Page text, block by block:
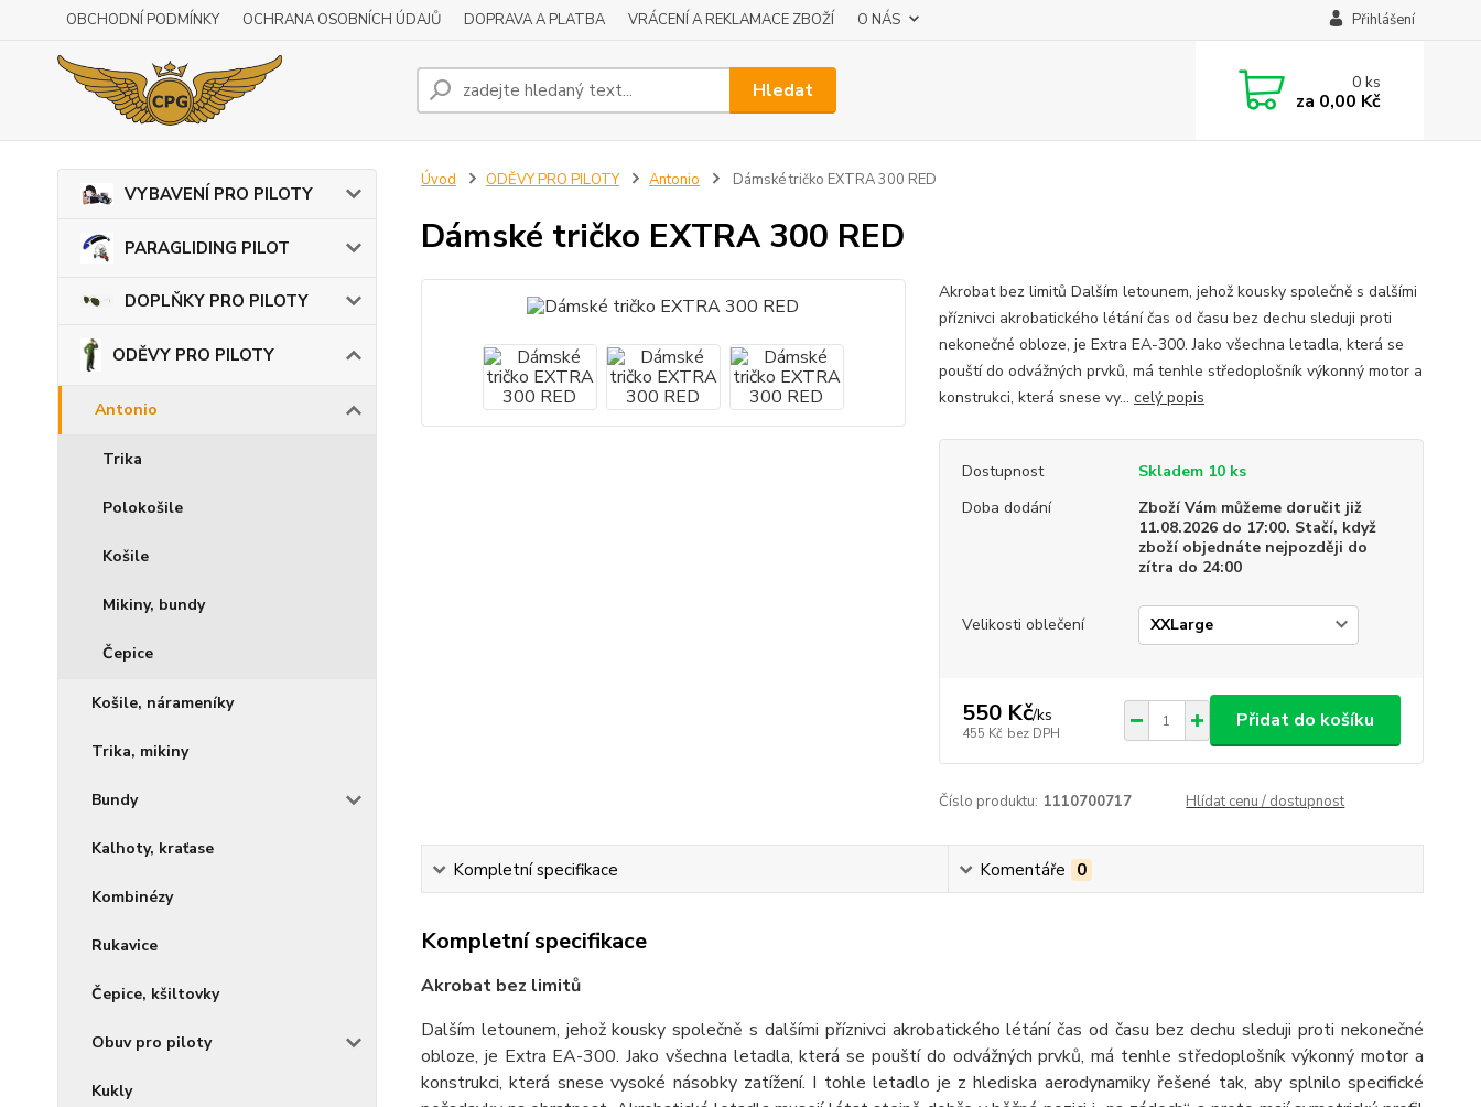
OBCHODNÍ PODMÍNKY OCHRANA OSOBNÍCH ÚDAJŮ DOPRAVA A PLATBA VRÁCENÍ A REKLAMACE ZBOŽÍ O NÁS Přihlášení
Hledat 0ks
za 0,00 Kč
VYBAVENÍ PRO PILOTY
PARAGLIDING PILOT
DOPLŇKY PRO PILOTY
ODĚVY PRO PILOTY
Antonio
Trika
Polokošile
Košile
Mikiny, bundy
Čepice
Košile, nárameníky
Trika, mikiny
Bundy
Kalhoty, kraťase
Kombinézy
Rukavice
Čepice, kšiltovky
Obuv pro piloty
Kukly
Úvod ODĚVY PRO PILOTY Antonio Dámské tričko EXTRA 300 RED
Dámské tričko EXTRA 300 RED
Akrobat bez limitů Dalším letounem, jehož kousky společně s dalšími
příznivci akrobatického létání čas od času bez dechu sleduji proti
nekonečné obloze, je Extra EA-300. Jako všechna letadla, která se
pouští do odvážných prvků, má tenhle středoplošník výkonný motor a
konstrukci, která snese vy... celý popis
Dostupnost
Skladem 10 ks
Doba dodání
Zboží Vám můžeme doručit již
11.08.2026 do 17:00. Stačí, když
zboží objednáte nejpozději do
zítra do 24:00
Velikosti oblečení
550 Kč/ks
455 Kč bez DPH
Přidat do košíku
Číslo produktu: 1110700717 Hlídat cenu / dostupnost
Kompletní specifikace Komentáře 0
Kompletní specifikace
Akrobat bez limitů
Dalším letounem, jehož kousky společně s dalšími příznivci akrobatického létání čas od času bez dechu sleduji proti nekonečné
obloze, je Extra EA-300. Jako všechna letadla, která se pouští do odvážných prvků, má tenhle středoplošník výkonný motor a
konstrukci, která snese vysoké násobky zatížení. I tohle letadlo je z hlediska aerodynamiky řešené tak, aby splnilo specifické